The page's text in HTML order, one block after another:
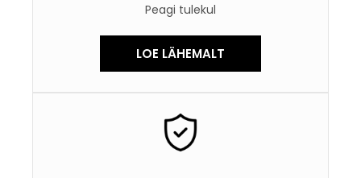
Peagi tulekul
LOE LÄHEMALT